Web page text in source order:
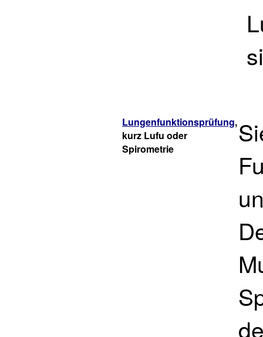
Lungenfunktionsprüfung,
kurz Lufu oder
Spirometrie